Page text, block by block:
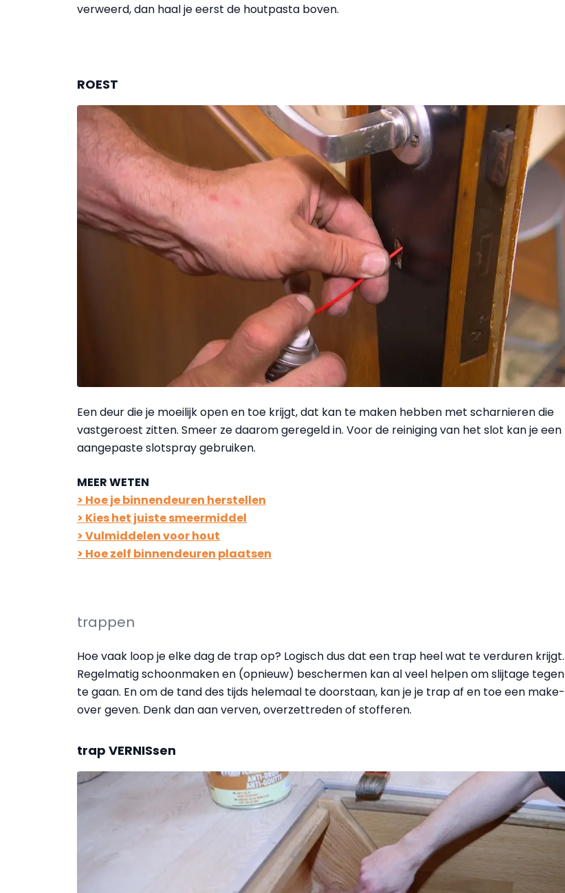
verweerd, dan haal je eerst de houtpasta boven.
ROEST
Een deur die je moeilijk open en toe krijgt, dat kan te maken hebben met scharnieren die
vastgeroest zitten. Smeer ze daarom geregeld in. Voor de reiniging van het slot kan je een
aangepaste slotspray gebruiken.
MEER WETEN
> Hoe je binnendeuren herstellen
> Kies het juiste smeermiddel
> Vulmiddelen voor hout
> Hoe zelf binnendeuren plaatsen
trappen
Hoe vaak loop je elke dag de trap op? Logisch dus dat een trap heel wat te verduren krijgt.
Regelmatig schoonmaken en (opnieuw) beschermen kan al veel helpen om slijtage tegen
te gaan. En om de tand des tijds helemaal te doorstaan, kan je je trap af en toe een make-
over geven. Denk dan aan verven, overzettreden of stofferen.
trap VERNISsen